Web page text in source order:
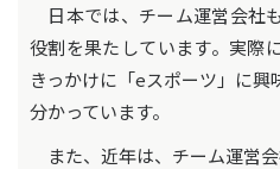
日本では、チーム運営会社
役割を果たしています。実際
きっかけに「eスポーツ」に
分かっています。
また、近年は、チーム運営